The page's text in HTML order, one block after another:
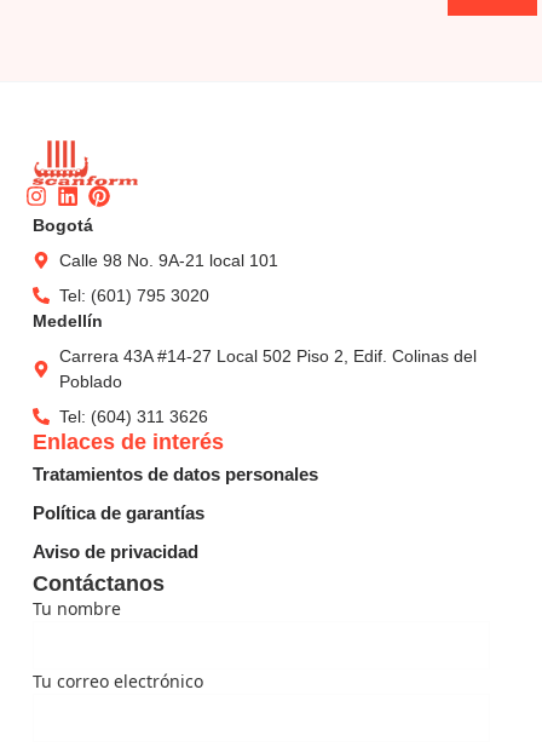
Instagram
Linkedin
Pinterest
Bogotá
Calle 98 No. 9A-21 local 101
Tel: (601) 795 3020
Medellín
Carrera 43A #14-27 Local 502 Piso 2, Edif. Colinas del
Poblado
Tel: (604) 311 3626
Contáctanos
Tu nombre
Tu correo electrónico
Enlaces de interés
Tratamientos de datos personales
Política de garantías
Aviso de privacidad